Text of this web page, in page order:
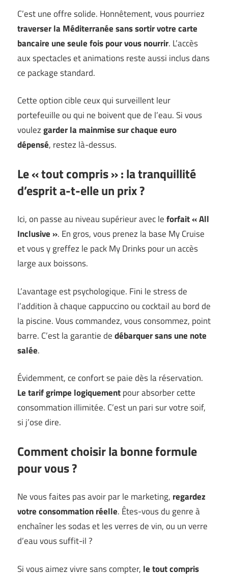
C’est une offre solide. Honnêtement, vous pourriez
traverser la Méditerranée sans sortir votre carte
bancaire une seule fois pour vous nourrir. L’accès
aux spectacles et animations reste aussi inclus dans
ce package standard.
Cette option cible ceux qui surveillent leur
portefeuille ou qui ne boivent que de l’eau. Si vous
voulezgarder la mainmise sur chaque euro
dépensé, restez là-dessus.
Le « tout compris » : la tranquillité
d’esprit a-t-elle un prix ?
Ici, on passe au niveau supérieur avec leforfait « All
Inclusive ». En gros, vous prenez la base My Cruise
et vous y greffez le pack My Drinks pour un accès
large aux boissons.
L’avantage est psychologique. Fini le stress de
l’addition à chaque cappuccino ou cocktail au bord de
la piscine. Vous commandez, vous consommez, point
barre. C’est la garantie dedébarquer sans une note
salée.
Évidemment, ce confort se paie dès la réservation.
Le tarif grimpe logiquementpour absorber cette
consommation illimitée. C’est un pari sur votre soif,
si j’ose dire.
Comment choisir la bonne formule
pour vous ?
Ne vous faites pas avoir par le marketing, regardez
votre consommation réelle. Êtes-vous du genre à
enchaîner les sodas et les verres de vin, ou un verre
d’eau vous suffit-il ?
Si vous aimez vivre sans compter, le tout compris